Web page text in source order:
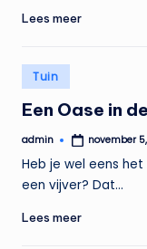
Lees meer
Geplaatst
in
Tuin
Een Oase in
Geplaatst
admin november
Heb je wel eens
een vijver? Dat…
Lees meer